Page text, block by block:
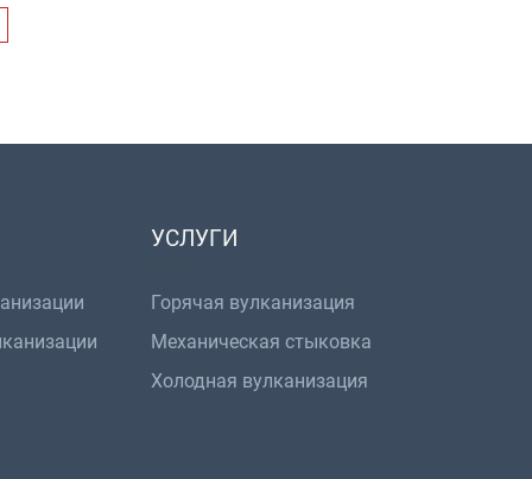
УСЛУГИ
Горячая вулканизация
Механическая стыковка
Холодная вулканизация